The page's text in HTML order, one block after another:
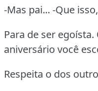
-Mas pai... -Que
Para de ser
aniversário você
Respeita o dos